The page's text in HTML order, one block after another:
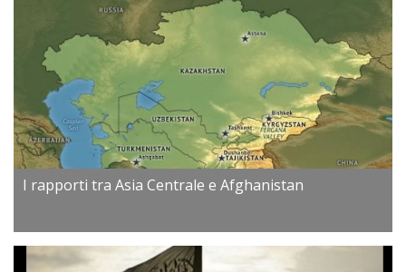
I rapporti tra Asia Centrale e Afghanistan